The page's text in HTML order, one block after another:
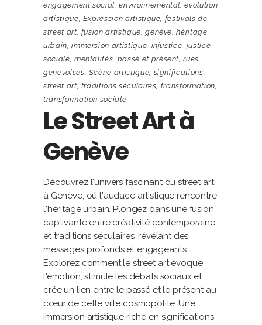
engagement social,environnemental,évolution
artistique, Expression artistique, festivals de
street art, fusion artistique,genève,héritage
urbain,immersion artistique, injustice, justice
sociale, mentalités, passé et présent,rues
genevoises, Scène artistique, significations,
street art, traditions séculaires, transformation,
transformation sociale
Le Street Art à
Genève
Découvrez l'univers fascinant du street art
à Genève, où l'audace artistique rencontre
l'héritage urbain. Plongez dans une fusion
captivante entre créativité contemporaine
et traditions séculaires, révélant des
messages profonds et engageants.
Explorez comment le street art évoque
l'émotion, stimule les débats sociaux et
crée un lien entre le passé et le présent au
cœur de cette ville cosmopolite. Une
immersion artistique riche en significations